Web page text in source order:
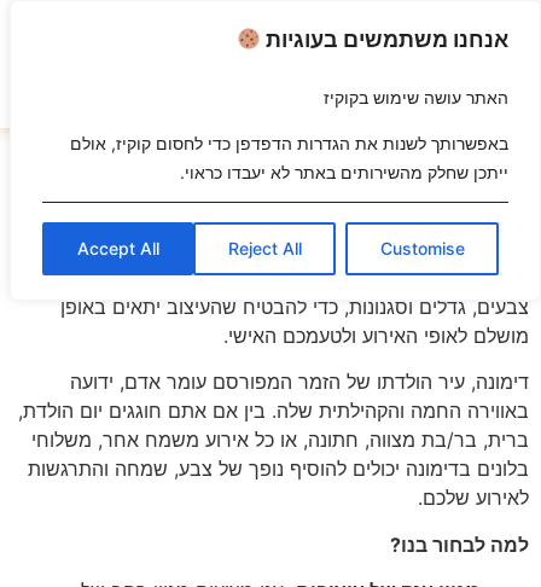
visibility_off השבת את ההבזקים
title סמן כותרות
settings צבע רקע
זום (הקטנה)
zoom_in זום (הגדלה)
remove_circle_outline הקטנת גופן
add_circle_outline הגדלת גופן
גופן קריא
brightness_high ניגודיות בהירה
brightness_low ניגודיות כהה
format_underlined הוסף קו תחתון לקישורים
אנחנו משתמשים בעוגיות
האתר עושה שימוש בקוקיז
באפשרותך לשנות את הגדרות הדפדפן כדי לחסום קוקיז, אולם
ייתכן שחלק מהשירותים באתר לא יעבדו כראוי.
Customise
Reject All
Accept All
משלוחי בלונים
מקצועי ואמין בדימונה והסביבה. אנו
מתמחים בעיצובים מרהיבים וייחודיים של בלונים לכל סוגי
האירועים, החל מזרי בלונים צבעוניים ועד קשתות בלונים
מרשימות, עמודי בלונים, בלוני הליום, בלוני מספרים ואותיות,
ועוד. אנו עובדים עם בלונים איכותיים ועמידים במגוון רחב של
צבעים, גדלים וסגנונות, כדי להבטיח שהעיצוב יתאים באופן
מושלם לאופי האירוע ולטעמכם האישי.
דימונה, עיר הולדתו של הזמר המפורסם עומר אדם, ידועה
באווירה החמה והקהילתית שלה. בין אם אתם חוגגים יום הולדת,
ברית, בר/בת מצווה, חתונה, או כל אירוע משמח אחר, משלוחי
בלונים בדימונה יכולים להוסיף נופך של צבע, שמחה והתרגשות
לאירוע שלכם.
למה לבחור בנו?